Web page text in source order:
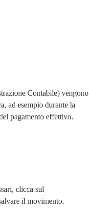
Contabile) vengono
ad esempio durante la
pagamento effettivo.
clicca sul
il movimento.